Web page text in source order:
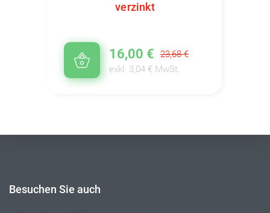
verzinkt
16,00 €
23,68 €
exkl. 3,04 € MwSt.
Besuchen Sie auch